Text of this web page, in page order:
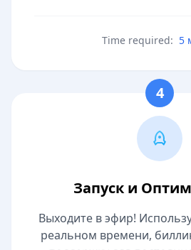
Time required: 5
4
Запуск и
Выходите в эфир!
реальном времени,